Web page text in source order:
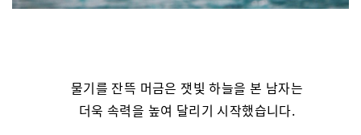
물기를 잔뜩 머금은 잿빛 하늘을 본 남자는
더욱 속력을 높여 달리기 시작했습니다.